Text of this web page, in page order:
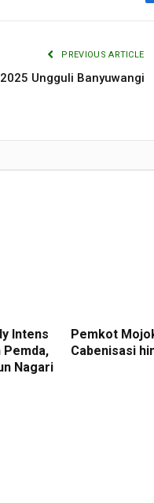
PREVIOUS ARTICLE
Ungguli Banyuwangi
Intens
Pemda,
Nagari
Pemkot
Cabenisasi